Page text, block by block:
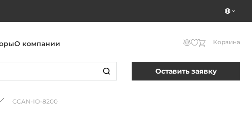
О компании Корзина
Оставить заявку
GCAN-IO-8200